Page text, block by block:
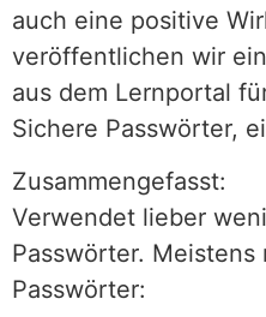
auch eine positive
veröffentlichen wir
aus dem Lernportal
Sichere Passwörter,
Zusammengefasst:
Verwendet lieber
Passwörter. Meistens
Passwörter: